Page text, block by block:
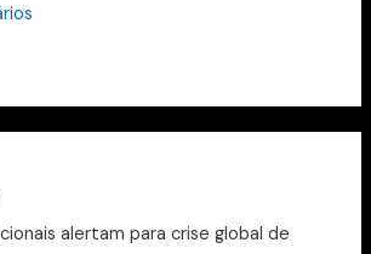
alertam para crise global de